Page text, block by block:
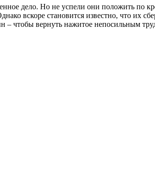
дело. Но не успели они положить по
вскоре становится известно, что их
чтобы вернуть нажитое непосильным